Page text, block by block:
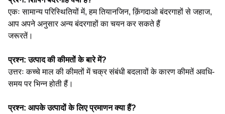
एकः सामान्य परिस्थितियों में, हम तियानजिन, क़िंगदाओ बंदरगाहों से जहाज,
आप अपने अनुसार अन्य बंदरगाहों का चयन कर सकते हैं
जरूरतें।
प्रश्न: उत्पाद की कीमतों के बारे में?
उत्तरः कच्चे माल की कीमतों में चक्र संबंधी बदलावों के कारण कीमतें अवधि-
समय पर भिन्न होती हैं।
प्रश्न: आपके उत्पादों के लिए प्रमाणन क्या हैं?